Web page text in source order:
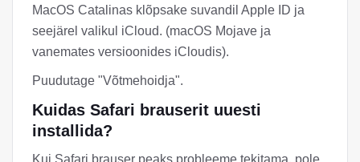
MacOS Catalinas klõpsake suvandil Apple ID ja
seejärel valikul iCloud. (macOS Mojave ja
vanemates versioonides iCloudis).
Puudutage "Võtmehoidja".
Kuidas Safari brauserit uuesti
installida?
Kui Safari brauser peaks probleeme tekitama, pole